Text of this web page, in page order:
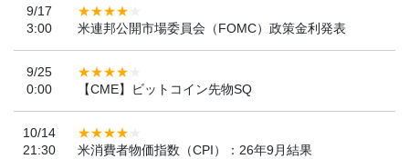
9/17
3:00
米連邦公開市場委員会（FOMC）政策金利発表
9/25
0:00
【CME】ビットコイン先物SQ
10/14
21:30
米消費者物価指数（CPI）：26年9月結果